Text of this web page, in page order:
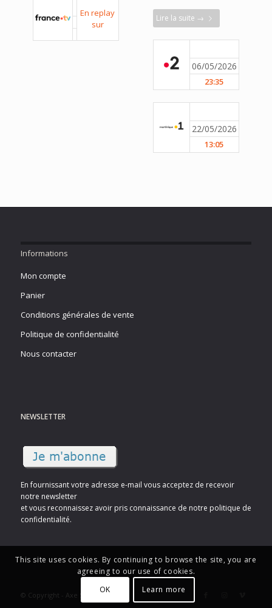
En replay
sur
Lire la suite →
06/05/2026
23:35
22/05/2026
13:05
Informations
Mon compte
Panier
Conditions générales de vente
Politique de confidentialité
Nous contacter
NEWSLETTER
En fournissant votre adresse e-mail vous acceptez de recevoir
notre newsletter
et vous reconnaissez avoir pris connaissance de notre politique de
confidentialité.
© Copyright - Axe Sud
This site uses cookies. By continuing to browse the site, you are
agreeing to our use of cookies.
OK
Learn more